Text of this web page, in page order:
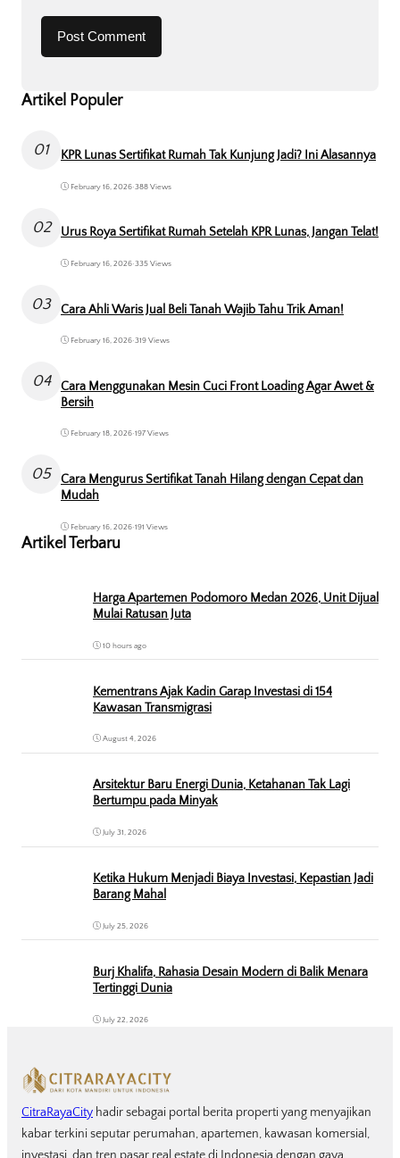
Artikel Populer
01 KPR Lunas Sertifikat Rumah Tak Kunjung Jadi? Ini Alasannya
February 16, 2026• 388 Views
02 Urus Roya Sertifikat Rumah Setelah KPR Lunas, Jangan Telat!
February 16, 2026• 335 Views
03 Cara Ahli Waris Jual Beli Tanah Wajib Tahu Trik Aman!
February 16, 2026•319 Views
04
Cara Menggunakan Mesin Cuci Front Loading Agar Awet &
Bersih
February 18, 2026•197 Views
05
Cara Mengurus Sertifikat Tanah Hilang dengan Cepat dan
Mudah
February 16, 2026•191 Views
Artikel Terbaru
Harga Apartemen Podomoro Medan 2026, Unit Dijual
Mulai Ratusan Juta
10 hours ago
Kementrans Ajak Kadin Garap Investasi di 154
Kawasan Transmigrasi
August 4, 2026
Arsitektur Baru Energi Dunia, Ketahanan Tak Lagi
Bertumpu pada Minyak
July 31, 2026
Ketika Hukum Menjadi Biaya Investasi, Kepastian Jadi
Barang Mahal
July 25, 2026
Burj Khalifa, Rahasia Desain Modern di Balik Menara
Tertinggi Dunia
July 22, 2026
CitraRayaCity hadir sebagai portal berita properti yang menyajikan
kabar terkini seputar perumahan, apartemen, kawasan komersial,